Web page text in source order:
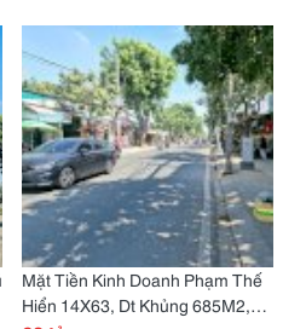
Mặt Tiền Kinh Doanh Phạm Thế
Hiển 14X63, Dt Khủng 685M2,